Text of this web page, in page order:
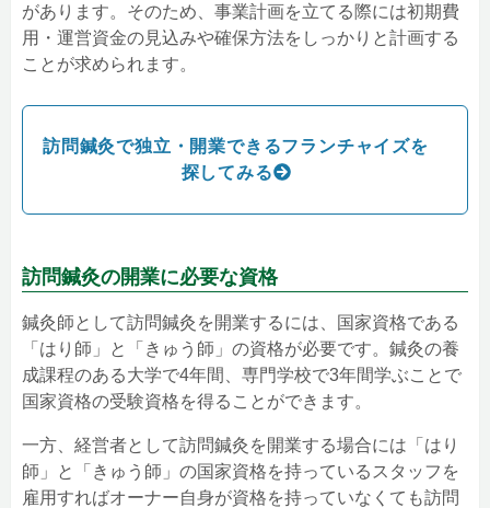
があります。そのため、事業計画を立てる際には初期費
用・運営資金の見込みや確保方法をしっかりと計画する
ことが求められます。
訪問鍼灸で独立・開業できるフランチャイズを
探してみる
訪問鍼灸の開業に必要な資格
鍼灸師として訪問鍼灸を開業するには、国家資格である
「はり師」と「きゅう師」の資格が必要です。鍼灸の養
成課程のある大学で4年間、専門学校で3年間学ぶことで
国家資格の受験資格を得ることができます。
一方、経営者として訪問鍼灸を開業する場合には「はり
師」と「きゅう師」の国家資格を持っているスタッフを
雇用すればオーナー自身が資格を持っていなくても訪問